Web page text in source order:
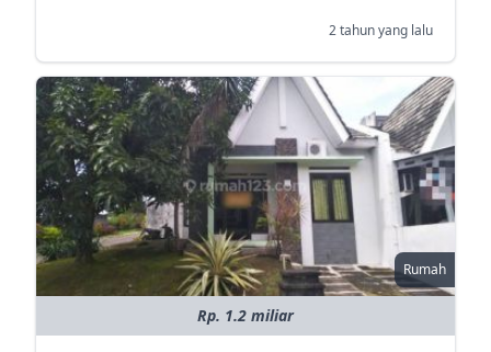
2 tahun yang lalu
Rumah
Rp. 1.2 miliar